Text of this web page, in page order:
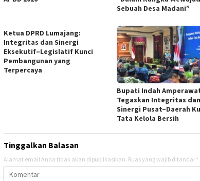
Sebuah Desa Madani”
Ketua DPRD Lumajang:
Integritas dan Sinergi
Eksekutif–Legislatif Kunci
Pembangunan yang
Terpercaya
Bupati Indah
Tegaskan Integritas dan
Sinergi Pusat–Daerah
Tata Kelola Bersih
Tinggalkan Balasan
Alamat email Anda tidak akan dipublikasikan. Ruas yang wajib ditandai *